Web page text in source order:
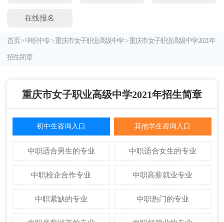
在线报名
首页 >中职中专 >重庆市女子职业高级中学 >重庆市女子职业高级中学2021年
招生简章
重庆市女子职业高级中学2021年招生简章
初中生咨询入口 其他学生咨询入口
中职适合男生的专业 中职适合女生的专业
中职校企合作专业 中职高薪就业专业
中职紧缺的专业 中职热门的专业